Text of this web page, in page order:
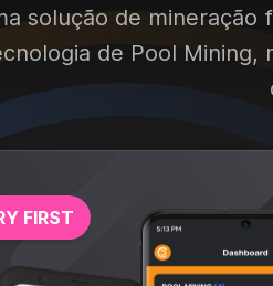
solução de mineração
de Pool Mining,
FIRST